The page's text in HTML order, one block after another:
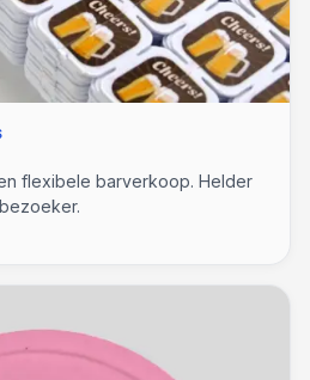
flexibele barverkoop. Helder